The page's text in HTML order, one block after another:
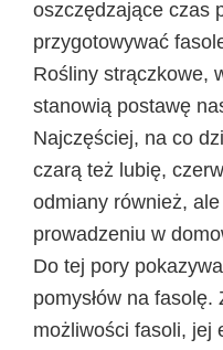
oszczędzające czas
przygotowywać
Rośliny strączkowe,
stanowią postawę
Najczęściej, na co
czarą też lubię,
odmiany również,
prowadzeniu w
Do tej pory
pomysłów na
możliwości fasoli, jej